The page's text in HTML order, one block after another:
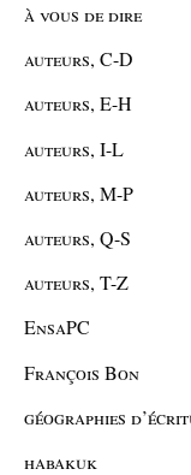
à vous de dire
auteurs, C-D
auteurs, E-H
auteurs, I-L
auteurs, M-P
auteurs, Q-S
auteurs, T-Z
EnsaPC
François Bon
géographies
habakuk